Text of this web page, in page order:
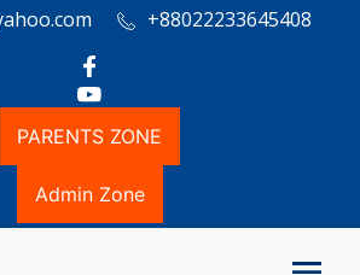
+88022233645408
PARENTS ZONE
Admin Zone